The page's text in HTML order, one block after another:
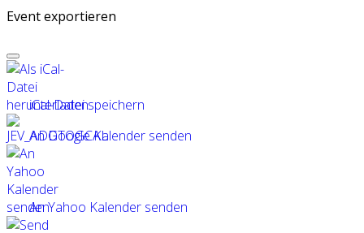
Event exportieren
iCal-Datei speichern
An Google Kalender senden
An Yahoo Kalender senden